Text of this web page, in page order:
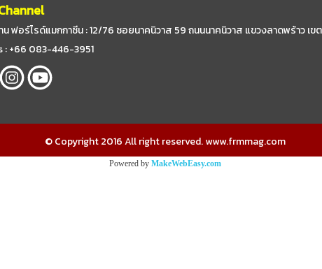
น ฟอร์ไรด์แมกกาซีน : 12/76 ซอยนาคนิวาส 59ถนนนาคนิวาส แขวงลาดพร้าว เข
: +66 083-446-3951
© Copyright 2016 All right reserved. www.frmmag.com
Powered by MakeWebEasy.com